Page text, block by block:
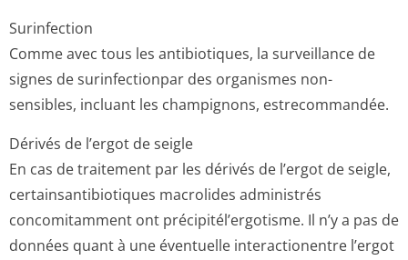
Surinfection
Comme avec tous les antibiotiques, la surveillance de
signes de surinfectionpar des organismes non-
sensibles, incluant les champignons, estrecommandée.
Dérivés de l’ergot de seigle
En cas de traitement par les dérivés de l’ergot de seigle,
certainsantibi­otiques macrolides administrés
concomitamment ont précipitél’er­gotisme. Il n’y a pas de
données quant à une éventuelle interactionentre l’ergot